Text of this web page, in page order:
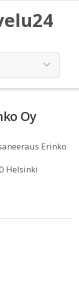
Oy
Erinko
Helsinki